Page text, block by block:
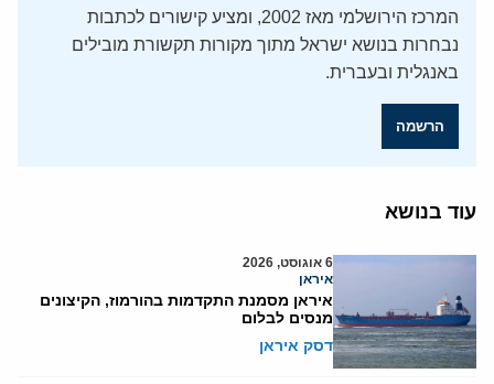
המרכז הירושלמי מאז 2002, ומציע קישורים לכתבות
נבחרות בנושא ישראל מתוך מקורות תקשורת מובילים
באנגלית ובעברית.
הרשמה
עוד בנושא
6 אוגוסט, 2026
איראן
איראן מסמנת התקדמות בהורמוז, הקיצונים
מנסים לבלום
דסק איראן